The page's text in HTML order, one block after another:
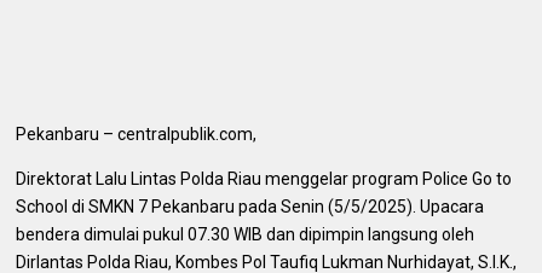
Pekanbaru – centralpublik.com,
Direktorat Lalu Lintas Polda Riau menggelar program Police Go to
School di SMKN 7 Pekanbaru pada Senin (5/5/2025). Upacara
bendera dimulai pukul 07.30 WIB dan dipimpin langsung oleh
Dirlantas Polda Riau, Kombes Pol Taufiq Lukman Nurhidayat, S.I.K.,